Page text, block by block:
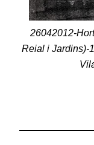
26042012-
Reial i Jardins)-